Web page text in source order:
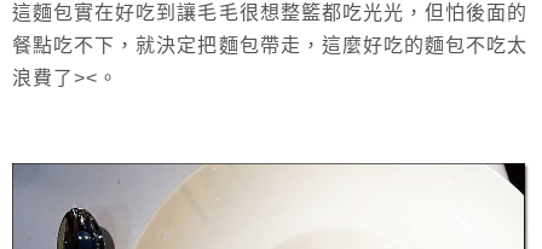
這麵包實在好吃到讓毛毛很想整籃都吃光光，但怕後面的
餐點吃不下，就決定把麵包帶走，這麼好吃的麵包不吃太
浪費了><。